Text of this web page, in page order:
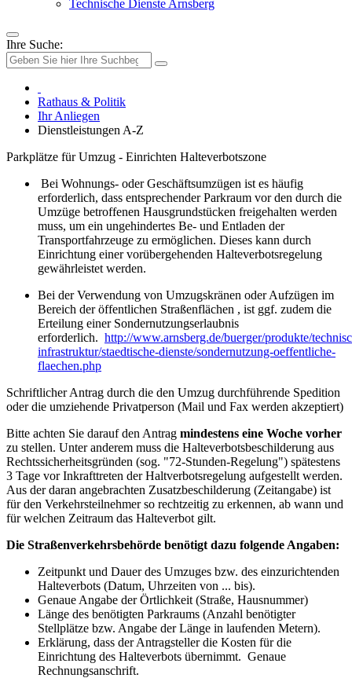
Technische Dienste Arnsberg
Ihre Suche:
Rathaus & Politik
Ihr Anliegen
Dienstleistungen A-Z
Parkplätze für Umzug - Einrichten Halteverbotszone
Bei Wohnungs- oder Geschäftsumzügen ist es häufig
erforderlich, dass entsprechender Parkraum vor den durch die
Umzüge betroffenen Hausgrundstücken freigehalten werden
muss, um ein ungehindertes Be- und Entladen der
Transportfahrzeuge zu ermöglichen. Dieses kann durch
Einrichtung einer vorübergehenden Halteverbotsregelung
gewährleistet werden.
Bei der Verwendung von Umzugskränen oder Aufzügen im
Bereich der öffentlichen Straßenflächen , ist ggf. zudem die
Erteilung einer Sondernutzungserlaubnis
erforderlich. http://www.arnsberg.de/buerger/produkte/
infrastruktur/staedtische-dienste/sondernutzung-oeffentliche-
flaechen.php
Schriftlicher Antrag durch die den Umzug durchführende Spedition
oder die umziehende Privatperson (Mail und Fax werden akzeptiert)
Bitte achten Sie darauf den Antrag mindestens eine Woche vorher
zu stellen. Unter anderem muss die Halteverbotsbeschilderung aus
Rechtssicherheitsgründen (sog. "72-Stunden-Regelung") spätestens
3 Tage vor Inkrafttreten der Haltverbotsregelung aufgestellt werden.
Aus der daran angebrachten Zusatzbeschilderung (Zeitangabe) ist
für den Verkehrsteilnehmer so rechtzeitig zu erkennen, ab wann und
für welchen Zeitraum das Halteverbot gilt.
Die Straßenverkehrsbehörde benötigt dazu folgende Angaben:
Zeitpunkt und Dauer des Umzuges bzw. des einzurichtenden
Halteverbots (Datum, Uhrzeiten von ... bis).
Genaue Angabe der Örtlichkeit (Straße, Hausnummer)
Länge des benötigten Parkraums (Anzahl benötigter
Stellplätze bzw. Angabe der Länge in laufenden Metern).
Erklärung, dass der Antragsteller die Kosten für die
Einrichtung des Halteverbots übernimmt. Genaue
Rechnungsanschrift.